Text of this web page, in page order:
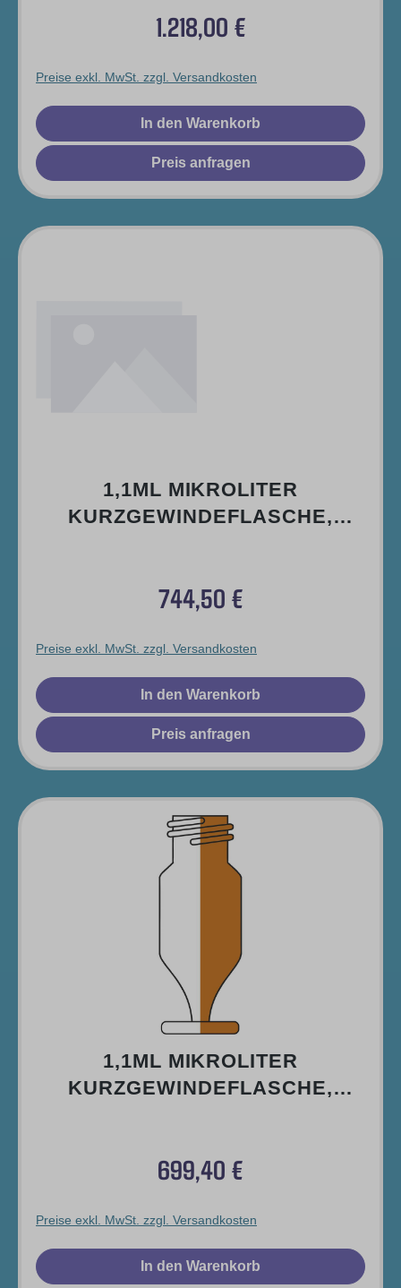
SILANISIERT
Regulärer Preis:
1.218,00 €
Preise exkl. MwSt. zzgl. Versandkosten
In den Warenkorb
Preis anfragen
1,1ML MIKROLITER
KURZGEWINDEFLASCHE,
RAUNGLAS, 1. H
Regulärer Preis:
744,50 €
Preise exkl. MwSt. zzgl. Versandkosten
In den Warenkorb
Preis anfragen
1,1ML MIKROLITER
KURZGEWINDEFLASCHE,
LARGLAS, 1. H
Regulärer Preis:
699,40 €
Preise exkl. MwSt. zzgl. Versandkosten
In den Warenkorb